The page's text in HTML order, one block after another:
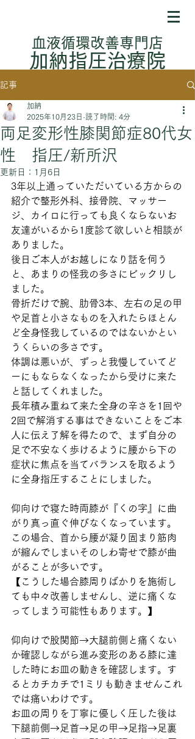
​血液循環改善専門店
加納指圧治療院
記事
両足変形性膝関節症80代女
性 指圧/新所沢
加納
2025年10月23日 読了時間: 4分
更新日： 1月6日
3年以上通っていただいている方からの
紹介で整形外科、接骨院、マッサー
ジ、カイロに行っても良くならないお
友達がいるから1度診て欲しいと相談が
ありました。
後日ご本人がお越しになり話を伺う
と、あまりの怪我の多さにビックリし
ました。
骨折だけで腕、肋骨3本、左右の足の甲
や足首と小さなものを入れたらほとん
ど全身怪我しているのではないかとい
うくらいの多さです。
体調は悪いが、ずっと我慢していてど
ーにもならなくなったから受けに来た
と話してくれました。
長年積み重ねて来た全身の辛さを1回や
2回で解消する事はできないことをご本
人に伝え了解を得たので、まず自分の
足で不安なく歩けるように腰から下の
症状に焦点を当てバランスを取るよう
に全身指圧することにしました。
仰向けで寝た時両膝が『くの字』に曲
がり真っ直ぐ伸びなくなっています。
この場合、首から腰が凝り固まり筋肉
が縮んでしまいそのしわ寄せで膝が曲
がることが多いです。
【こうした場合膝周りばかりを施術し
ても中々改善しませんし、逆に痛くな
ってしまう可能性もあります。】
仰向けで股関節→大腿前側と痛くない
か確認しながら進み変形のある膝に達
した時にお皿の動きを確認します。す
るとカチカチで1ミリも動きませんこれ
では痛いわけです。
お皿の周りを丁寧に優しく圧した後は
下腿前側→足首→足の甲→足指→足裏